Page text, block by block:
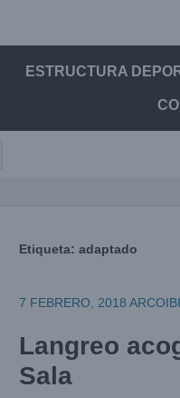
ESTRUCTURA
Etiqueta:adaptado
7 FEBRERO, 2018
Langreo
Sala